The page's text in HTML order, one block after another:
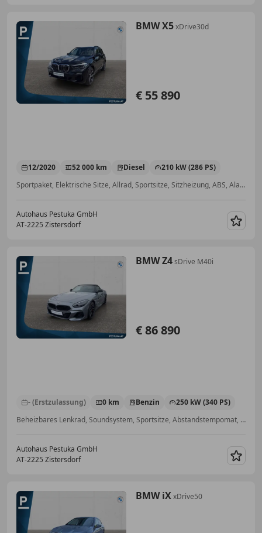
BMW X5xDrive30d
€ 55 890
12/2020 52 000 km Diesel
210 kW (286 PS)
Sportpaket, Elektrische Sitze, Allrad, Sportsitze, Sitzheizung, ABS, Alarmanlage, Volldigitales Kombiinstrument
Autohaus Pestuka GmbH
AT-2225 Zistersdorf
BMW Z4sDrive M40i
€ 86 890
- (Erstzulassung) 0 km Benzin
250 kW (340 PS)
Beheizbares Lenkrad, Soundsystem, Sportsitze, Abstandstempomat, ABS, Navigationssystem, Sportfahrwerk, 4-Zonen-Klimaautomatik
Autohaus Pestuka GmbH
AT-2225 Zistersdorf
BMW iXxDrive50